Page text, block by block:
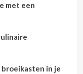
met een
in je